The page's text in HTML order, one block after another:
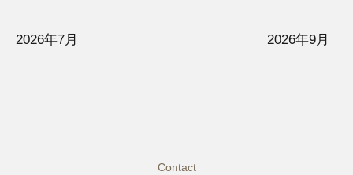
2026年7月 2026年9月
Contact